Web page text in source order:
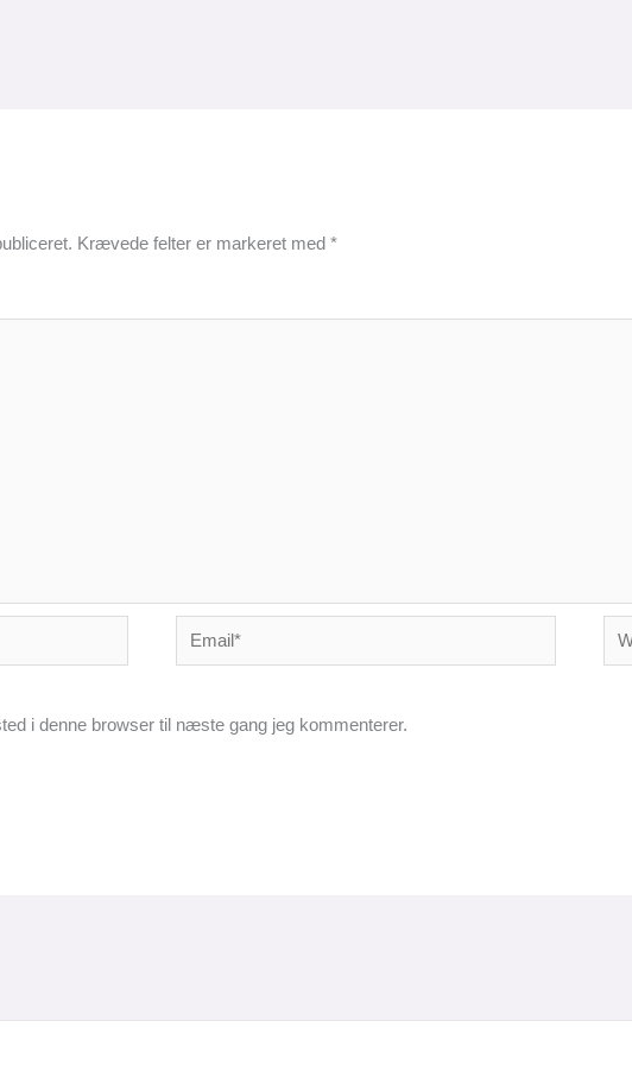
Krævede felter er markeret med*
Email*
i denne browser til næste gang jeg kommenterer.